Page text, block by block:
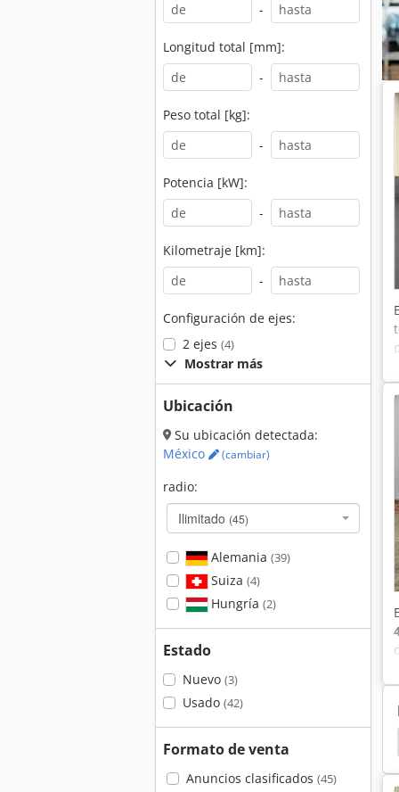
-
Longitud total [mm]:
-
Peso total [kg]:
-
Potencia [kW]:
-
Kilometraje [km]:
-
Configuración de ejes:
2 ejes (4)
Mostrar más
Ubicación
Su ubicación detectada:
México
(cambiar)
radio:
Ilimitado (45)
Alemania (39)
Suiza (4)
Hungría (2)
Estado
Nuevo (3)
Usado (42)
Formato de venta
Anuncios clasificados (45)
Iveco Generadores